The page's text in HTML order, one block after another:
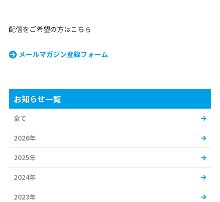
配信をご希望の方はこちら
メールマガジン登録フォーム
お知らせ一覧
全て
2026年
2025年
2024年
2023年